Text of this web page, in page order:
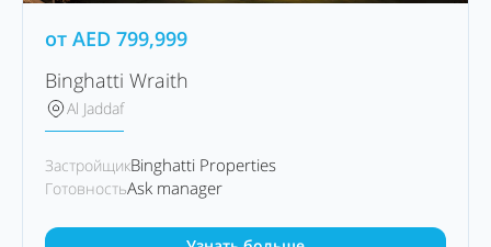
от AED 799,999
Binghatti Wraith
Al Jaddaf
ЗастройщикBinghatti Properties
ГотовностьAsk manager